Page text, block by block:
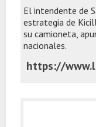
El intendente de
estrategia de
su camioneta,
nacionales.